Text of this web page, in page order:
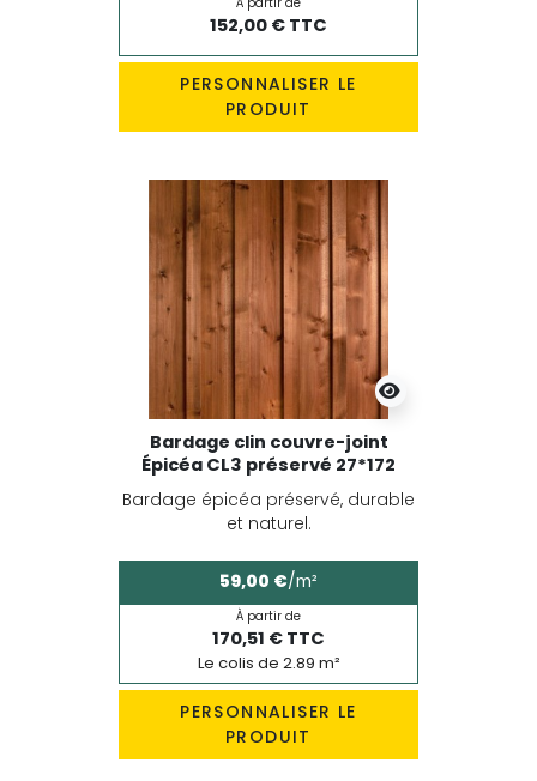
152,00 € TTC
PERSONNALISER LE
PRODUIT
Bardage clin couvre-joint
Épicéa CL3 préservé 27*172
Bardage épicéa préservé, durable
et naturel.
59,00 €/m²
À partir de
170,51 € TTC
Le colis de 2.89 m²
PERSONNALISER LE
PRODUIT